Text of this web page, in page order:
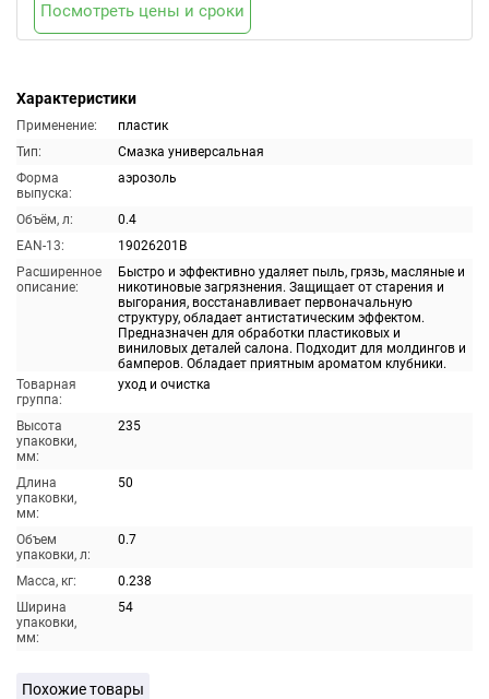
Характеристики
Применение:
пластик
Тип:
Смазка универсальная
Форма
выпуска:
аэрозоль
Объём, л:
0.4
EAN-13:
19026201B
Расширенное
описание:
Быстро и эффективно удаляет пыль, грязь, масляные и
никотиновые загрязнения. Защищает от старения и
выгорания, восстанавливает первоначальную
структуру, обладает антистатическим эффектом.
Предназначен для обработки пластиковых и
виниловых деталей салона. Подходит для молдингов и
бамперов. Обладает приятным ароматом клубники.
Товарная
группа:
уход и очистка
Высота
упаковки,
мм:
235
Длина
упаковки,
мм:
50
Объем
упаковки, л:
0.7
Масса, кг:
0.238
Ширина
упаковки,
мм:
54
Посмотреть цены и сроки
Похожие товары